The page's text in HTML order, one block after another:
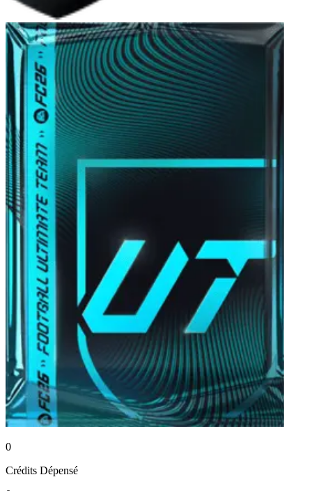
0
Crédits Dépensé